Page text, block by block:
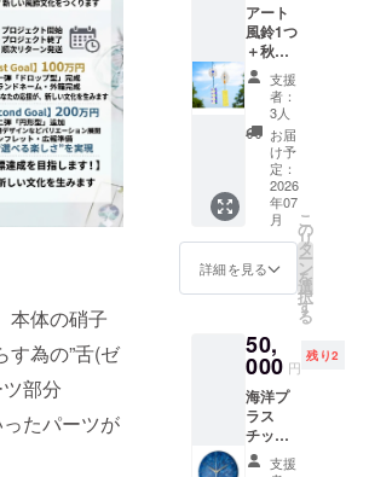
本体の硝子
す為の”舌(ゼ
部分
ったパーツが
アート
風鈴1つ
＋秋葉
硝子さ
ん風鈴
作り体
験 ※風
鈴作り
体験
は、
2027年
春頃、
秋葉硝
子さん
工房に
て開催
支援
者：
3人
お届
け予
定：
2026
年07
月
詳細を見る
こ
の
リ
タ
ー
ン
を
選
択
す
る
50,
000 円
残り2
海洋プ
ラス
チック
ゴミを
支援